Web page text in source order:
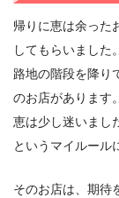
帰りに恵は余った
してもらいました。
路地の階段を降り
のお店があります。
恵は少し迷いまし
というマイルール
そのお店は、期待